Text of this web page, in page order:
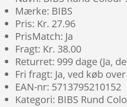
Mærke: BIBS
Pris: Kr. 27.96
PrisMatch: Ja
Fragt: Kr. 38.00
Returret: 999 dage (Ja,
Fri fragt: Ja, ved køb
EAN-nr: 5713795210152
Kategori: BIBS Rund